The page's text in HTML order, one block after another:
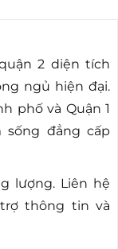
2 diện tích
ngủ hiện đại.
phố và Quận 1
sống đẳng cấp
lượng. Liên hệ
thông tin và